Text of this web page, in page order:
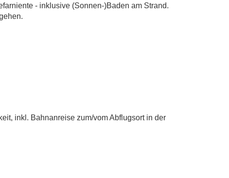
- inklusive (Sonnen-)Baden am Strand.
inkl. Bahnanreise zum/vom Abflugsort in der